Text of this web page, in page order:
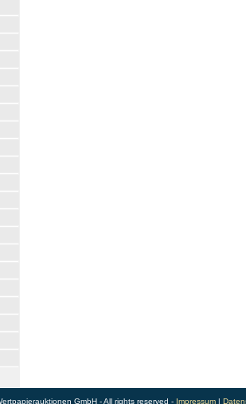
GmbH - All rights reserved - Impressum|